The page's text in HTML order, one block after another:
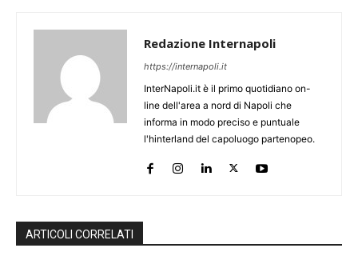
Redazione Internapoli
https://internapoli.it
InterNapoli.it è il primo quotidiano on-
line dell'area a nord di Napoli che
informa in modo preciso e puntuale
l'hinterland del capoluogo partenopeo.
ARTICOLI CORRELATI